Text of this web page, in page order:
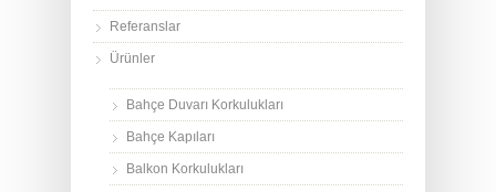
Referanslar
Ürünler
Bahçe Duvarı Korkulukları
Bahçe Kapıları
Balkon Korkulukları